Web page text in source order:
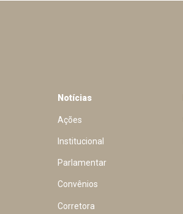
Notícias
Ações
Institucional
Parlamentar
Convênios
Corretora